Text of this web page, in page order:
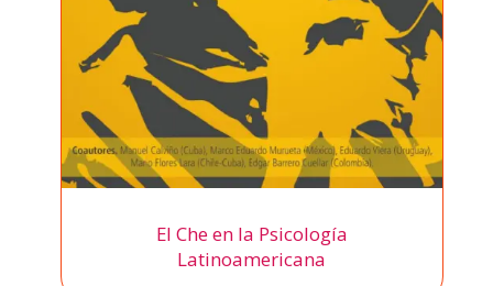
El Che en la Psicología
Latinoamericana